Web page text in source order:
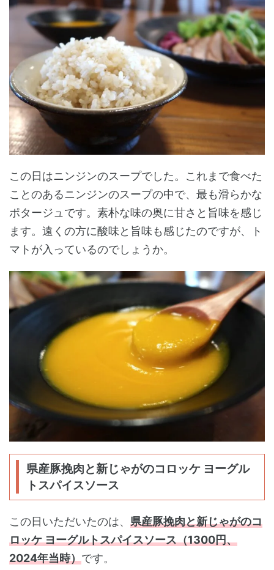
この日はニンジンのスープでした。これまで食べた
ことのあるニンジンのスープの中で、最も滑らかな
ポタージュです。素朴な味の奥に甘さと旨味を感じ
ます。遠くの方に酸味と旨味も感じたのですが、ト
マトが入っているのでしょうか。
県産豚挽肉と新じゃがのコロッケ ヨーグル
トスパイスソース
この日いただいたのは、 県産豚挽肉と新じゃがのコ
ロッケ ヨーグルトスパイスソース（1300円、
2024年当時）です。